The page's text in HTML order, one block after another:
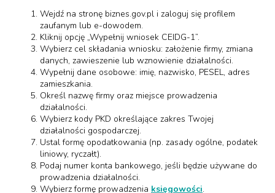
Wejdź na stronę biznes.gov.pl i zaloguj się profilem
zaufanym lub e-dowodem.
Kliknij opcję „Wypełnij wniosek CEIDG-1”.
Wybierz cel składania wniosku: założenie firmy, zmiana
danych, zawieszenie lub wznowienie działalności.
Wypełnij dane osobowe: imię, nazwisko, PESEL, adres
zamieszkania.
Określ nazwę firmy oraz miejsce prowadzenia
działalności.
Wybierz kody PKD określające zakres Twojej
działalności gospodarczej.
Ustal formę opodatkowania (np. zasady ogólne, podatek
liniowy, ryczałt).
Podaj numer konta bankowego, jeśli będzie używane do
prowadzenia działalności.
Wybierz formę prowadzenia księgowości.